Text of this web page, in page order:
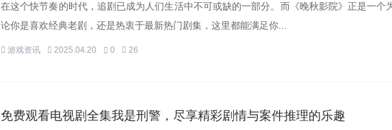
在这个快节奏的时代，追剧已成为人们生活中不可或缺的一部分。而《晚秋影院》正是一
论你是喜欢经典老剧，还是热衷于最新热门剧集，这里都能满足你...
游戏资讯 2025.04.20 0 26
免费观看电视剧全集我是刑警，尽享精彩剧情与案件推理的乐趣